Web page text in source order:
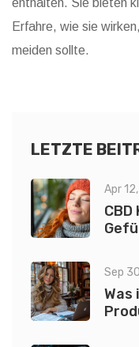
enthalten. Sie bieten
Erfahre, wie sie
meiden sollte.
LETZTE
Apr
Sep
Was